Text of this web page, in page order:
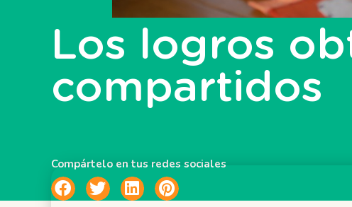
Los logros
compartidos
Compártelo en tus redes sociales